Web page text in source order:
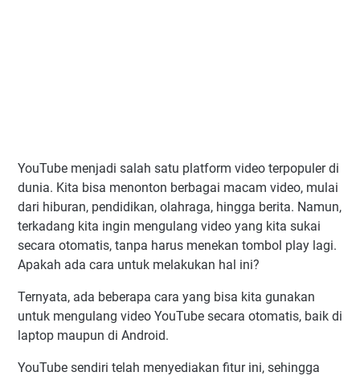
YouTube menjadi salah satu platform video terpopuler di
dunia. Kita bisa menonton berbagai macam video, mulai
dari hiburan, pendidikan, olahraga, hingga berita. Namun,
terkadang kita ingin mengulang video yang kita sukai
secara otomatis, tanpa harus menekan tombol play lagi.
Apakah ada cara untuk melakukan hal ini?
Ternyata, ada beberapa cara yang bisa kita gunakan
untuk mengulang video YouTube secara otomatis, baik di
laptop maupun di Android.
YouTube sendiri telah menyediakan fitur ini, sehingga